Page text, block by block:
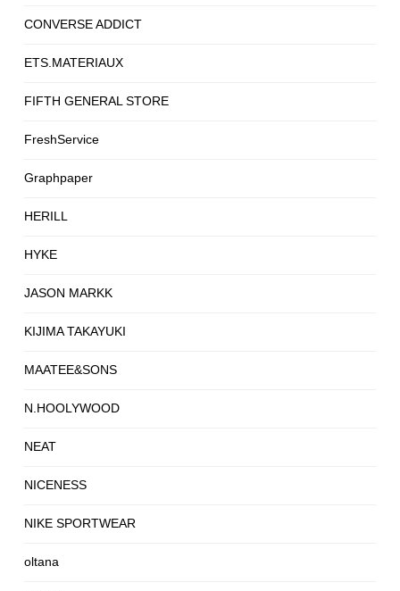
CONVERSE ADDICT
ETS.MATERIAUX
FIFTH GENERAL STORE
FreshService
Graphpaper
HERILL
HYKE
JASON MARKK
KIJIMA TAKAYUKI
MAATEE&SONS
N.HOOLYWOOD
NEAT
NICENESS
NIKE SPORTWEAR
oltana